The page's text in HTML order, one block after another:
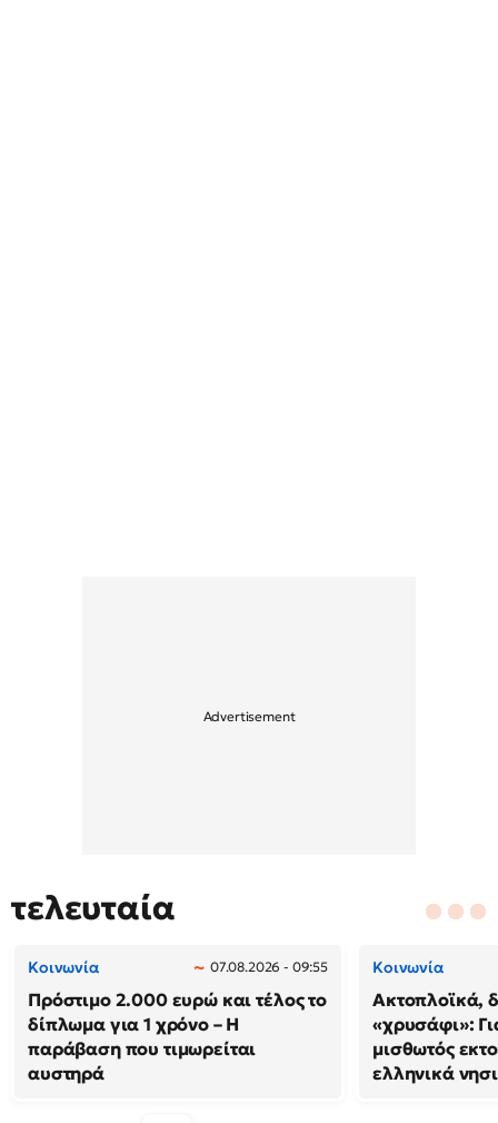
τελευταία
Κοινωνία 07.08.2026 - 09:55
Πρόστιμο 2.000 ευρώ και τέλος το
δίπλωμα για 1 χρόνο – Η
παράβαση που τιμωρείται
αυστηρά
Κοινωνία
Ακτοπλοϊκά,
«χρυσάφι»:
μισθωτός
ελληνικά